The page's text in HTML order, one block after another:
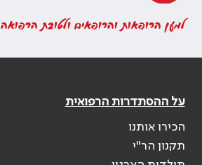
למען הרופאות והרופאים ולטובת הרפואה
על ההסתדרות הרפואית
הכירו אותנו
תקנון הר"י